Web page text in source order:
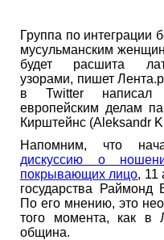
Группа по интеграции
мусульманским
будет расшита
узорами, пишет
в Twitter написал
европейским делам
Кирштейнс (Aleksandr
Напомним, что
дискуссию о
покрывающих лицо, 11
государства Раймонд
По его мнению, это
того момента, как в
община.